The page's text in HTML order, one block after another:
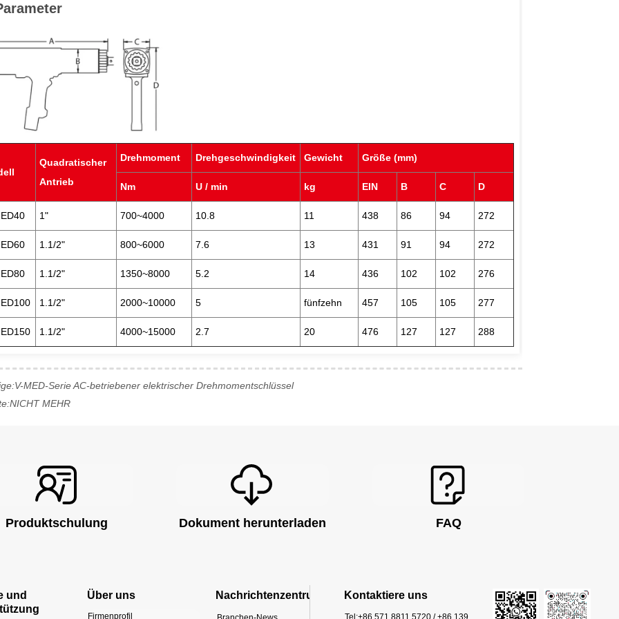
Quadratischer
Antrieb
Drehmoment Drehgeschwindigkeit Gewicht Größe (mm)
Nm U / min kg EIN B C D
1" 700~4000 10.8 11 438 86 94 272
1.1/2" 800~6000 7.6 13 431 91 94 272
1.1/2" 1350~8000 5.2 14 436 102 102 276
1.1/2" 2000~10000 5 fünfzehn 457 105 105 277
1.1/2" 4000~15000 2.7 20 476 127 127 288
V-MED-Serie AC-betriebener elektrischer Drehmomentschlüssel
NICHT MEHR
Produktschulung Dokument herunterladen FAQ
und
Über uns
Firmenprofil
Nachrichtenzentrum Kontaktiere uns